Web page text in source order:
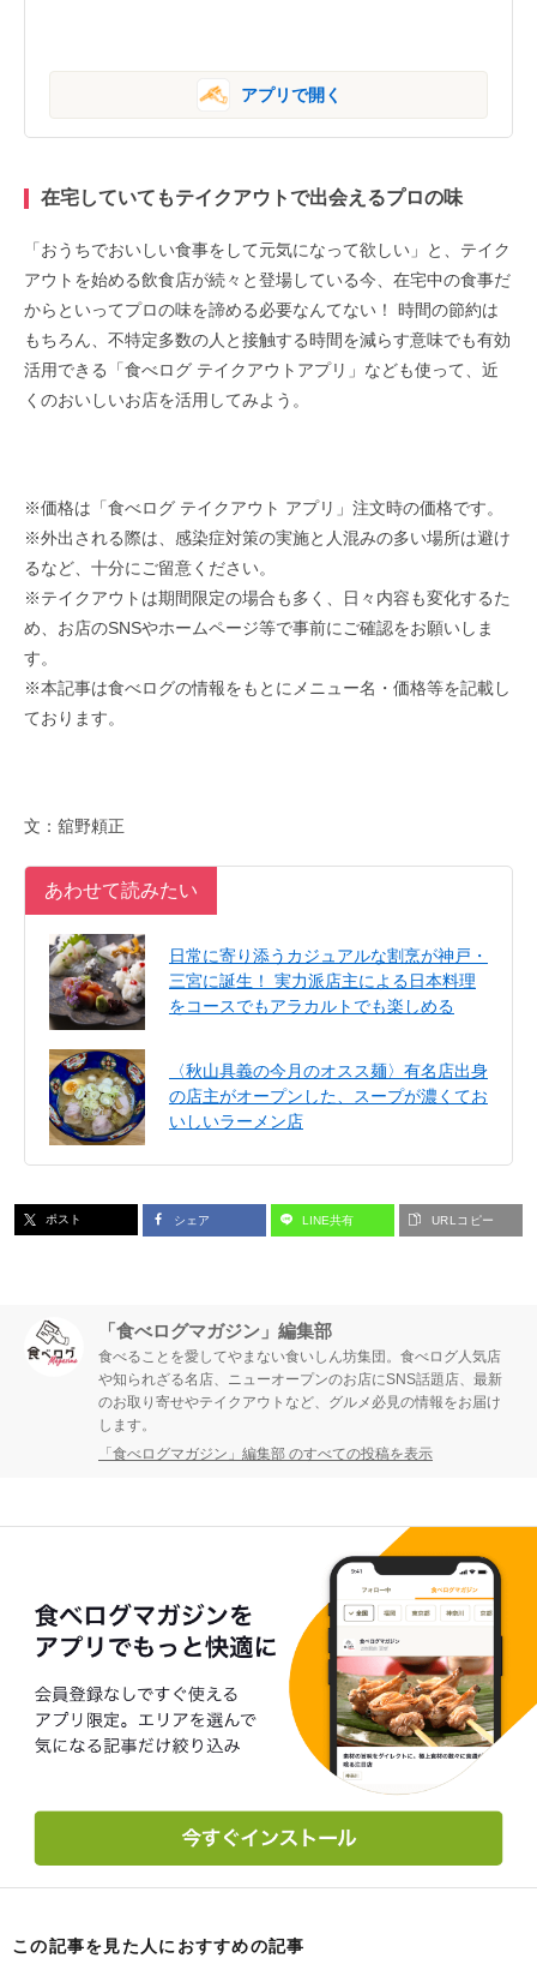
アプリで開く
在宅していてもテイクアウトで出会えるプロの味
「おうちでおいしい食事をして元気になって欲しい」と、テイク
アウトを始める飲食店が続々と登場している今、在宅中の食事だ
からといってプロの味を諦める必要なんてない！ 時間の節約は
もちろん、不特定多数の人と接触する時間を減らす意味でも有効
活用できる「食べログ テイクアウトアプリ」なども使って、近
くのおいしいお店を活用してみよう。
※価格は「食べログ テイクアウト アプリ」注文時の価格です。
※外出される際は、感染症対策の実施と人混みの多い場所は避け
るなど、十分にご留意ください。
※テイクアウトは期間限定の場合も多く、日々内容も変化するた
め、お店のSNSやホームページ等で事前にご確認をお願いしま
す。
※本記事は食べログの情報をもとにメニュー名・価格等を記載し
ております。
文：舘野頼正
あわせて読みたい
日常に寄り添うカジュアルな割烹が神戸・
三宮に誕生！ 実力派店主による日本料理
をコースでもアラカルトでも楽しめる
〈秋山具義の今月のオスス麺〉有名店出身
の店主がオープンした、スープが濃くてお
いしいラーメン店
ポスト シェア LINE共有 URLコピー
「食べログマガジン」編集部
食べることを愛してやまない食いしん坊集団。食べログ人気店
や知られざる名店、ニューオープンのお店にSNS話題店、最新
のお取り寄せやテイクアウトなど、グルメ必見の情報をお届け
します。
「食べログマガジン」編集部 のすべての投稿を表示
この記事を見た人におすすめの記事